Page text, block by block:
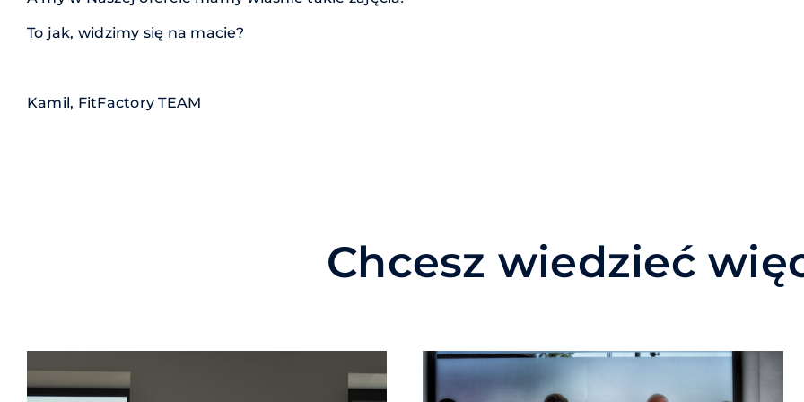
To jak, widzimy się na macie?
Kamil, FitFactory TEAM
Chcesz wiedzieć